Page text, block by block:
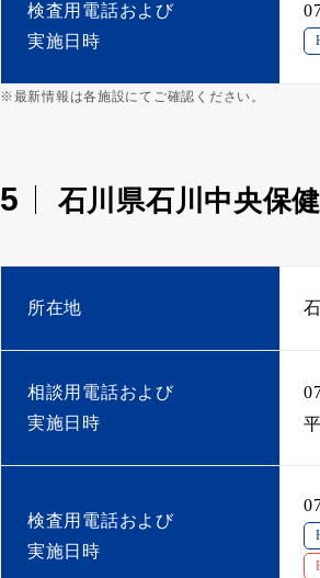
検査用電話および
実施日時
※最新情報は各施設にてご確認ください。
5 石川県石川中央保
所在地
相談用電話および
実施日時
検査用電話および
実施日時